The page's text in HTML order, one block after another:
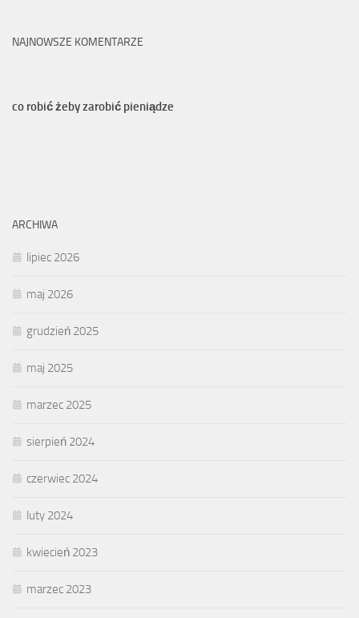
NAJNOWSZE KOMENTARZE
co robić żeby zarobić pieniądze
ARCHIWA
lipiec 2026
maj 2026
grudzień 2025
maj 2025
marzec 2025
sierpień 2024
czerwiec 2024
luty 2024
kwiecień 2023
marzec 2023